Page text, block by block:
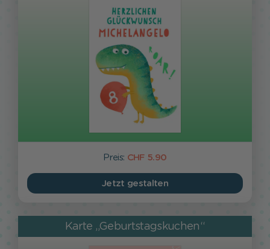
Preis: CHF 5.90
Jetzt gestalten
Karte „Geburtstagskuchen“